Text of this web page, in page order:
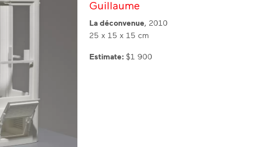
Guillaume
La déconvenue, 2010
25 x 15 x 15 cm
Estimate:$1 900